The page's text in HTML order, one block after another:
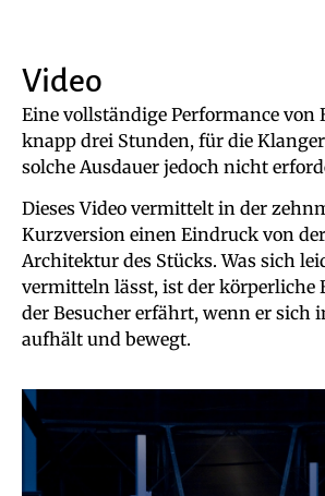
Video
Eine vollständige Performance von
knapp drei Stunden, für die
solche Ausdauer jedoch nicht
Dieses Video vermittelt in der
Kurzversion einen Eindruck von
Architektur des Stücks. Was sich
vermitteln lässt, ist der körperliche
der Besucher erfährt, wenn er sich
aufhält und bewegt.